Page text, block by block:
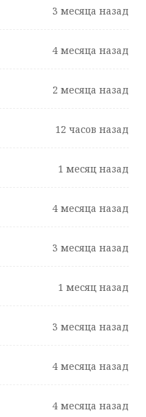
3 месяца назад
4 месяца назад
2 месяца назад
12 часов назад
1 месяц назад
4 месяца назад
3 месяца назад
1 месяц назад
3 месяца назад
4 месяца назад
4 месяца назад